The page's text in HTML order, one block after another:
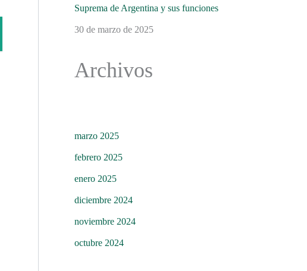
Suprema de Argentina y sus funciones
30 de marzo de 2025
Archivos
marzo 2025
febrero 2025
enero 2025
diciembre 2024
noviembre 2024
octubre 2024